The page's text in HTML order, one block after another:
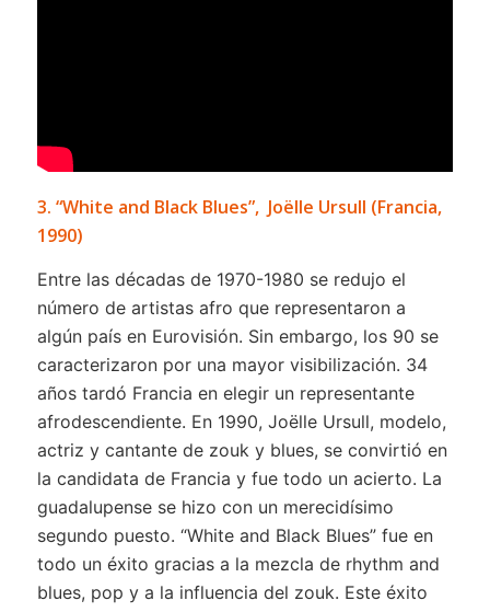
3. “White and Black Blues”, Joëlle Ursull (Francia,
1990)
Entre las décadas de 1970-1980 se redujo el
número de artistas afro que representaron a
algún país en Eurovisión. Sin embargo, los 90 se
caracterizaron por una mayor visibilización. 34
años tardó Francia en elegir un representante
afrodescendiente. En 1990, Joëlle Ursull, modelo,
actriz y cantante de zouk y blues, se convirtió en
la candidata de Francia y fue todo un acierto. La
guadalupense se hizo con un merecidísimo
segundo puesto. “White and Black Blues” fue en
todo un éxito gracias a la mezcla de rhythm and
blues, pop y a la influencia del zouk. Este éxito